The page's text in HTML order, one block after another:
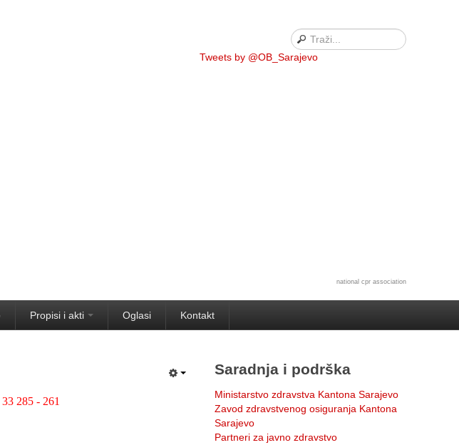
Tweets by @OB_Sarajevo
national cpr association
Propisi i akti Oglasi Kontakt
285 - 261
Saradnja i podrška
Ministarstvo zdravstva Kantona Sarajevo
Zavod zdravstvenog osiguranja Kantona
Sarajevo
Partneri za javno zdravstvo